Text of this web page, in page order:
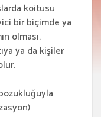
koitusu
bir biçimde ya
olması.
ya da kişiler